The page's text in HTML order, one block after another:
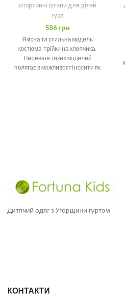
спортивні штани для дітей
гурт
586 грн
Якісна та стильна модель
костюма-трійки на хлопчика.
Перевага таких моделей
полягає в можливості носити як
Дитячий одяг з Угорщини гуртом
КОНТАКТИ